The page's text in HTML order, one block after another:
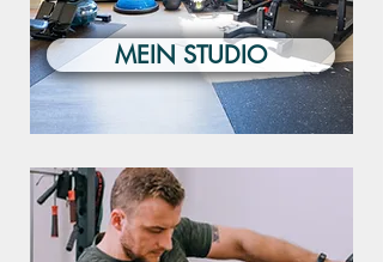
MEIN STUDIO